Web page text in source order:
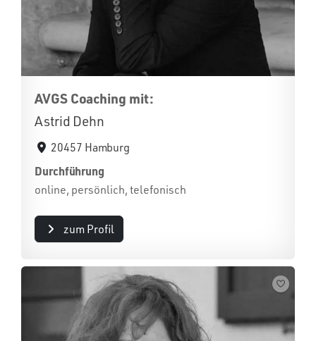
AVGS Coaching mit:
Astrid Dehn
20457 Hamburg
Durchführung
online, persönlich, telefonisch
zum Profil